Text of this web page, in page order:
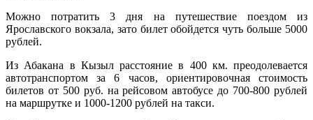
Можно потратить 3 дня на путешествие поездом из
Ярославского вокзала, зато билет обойдется чуть больше 5000
рублей.
Из Абакана в Кызыл расстояние в 400 км. преодолевается
автотранспортом за 6 часов, ориентировочная стоимость
билетов от 500 руб. на рейсовом автобусе до 700-800 рублей
на маршрутке и 1000-1200 рублей на такси.